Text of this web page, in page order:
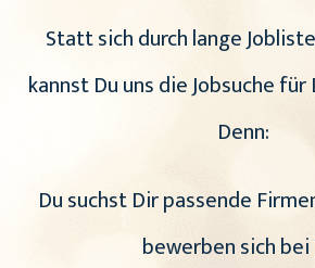
Statt sich durch lange
kannst Du uns die Jobsuche
Denn:
Du suchst Dir passende
bewerben sich bei